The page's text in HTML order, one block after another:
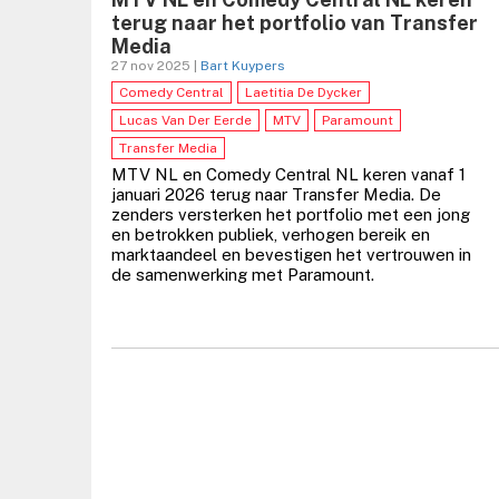
terug naar het portfolio van Transfer
Media
27 nov 2025 | Bart Kuypers
Comedy Central
Laetitia De Dycker
Lucas Van Der Eerde
MTV
Paramount
Transfer Media
MTV NL en Comedy Central NL keren vanaf 1
januari 2026 terug naar Transfer Media. De
zenders versterken het portfolio met een jong
en betrokken publiek, verhogen bereik en
marktaandeel en bevestigen het vertrouwen in
de samenwerking met Paramount.